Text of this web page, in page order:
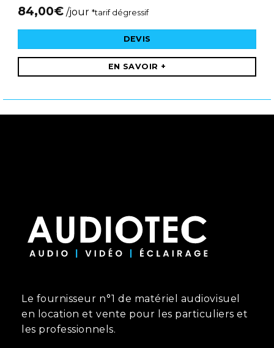
84,00€ /jour *tarif dégressif
DEVIS
EN SAVOIR +
Le fournisseur n°1 de matériel audiovisuel
en location et vente pour les particuliers et
les professionnels.